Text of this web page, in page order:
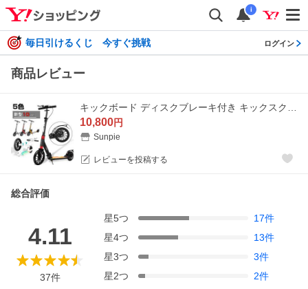
i
毎日引けるくじ 今すぐ挑戦 ログイン
商品レビュー
10,800円
Sunpie
レビューを投稿する
総合評価
4.11
37件
星5つ 17件
星4つ 13件
星3つ 3件
星2つ 2件